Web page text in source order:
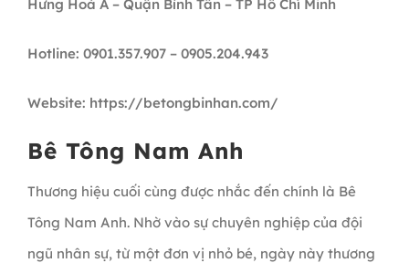
Hưng Hoà A – Quận Bình Tân – TP Hồ Chí Minh
Hotline: 0901.357.907 – 0905.204.943
Website: https://betongbinhan.com/
Bê Tông Nam Anh
Thương hiệu cuối cùng được nhắc đến chính là Bê
Tông Nam Anh. Nhờ vào sự chuyên nghiệp của đội
ngũ nhân sự, từ một đơn vị nhỏ bé, ngày này thương